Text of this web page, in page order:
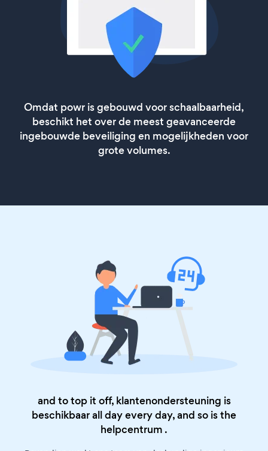
Omdat powr is gebouwd voor schaalbaarheid,
beschikt het over de meest geavanceerde
ingebouwde beveiliging en mogelijkheden voor
grote volumes.
and to top it off, klantenondersteuning is
beschikbaar all day every day, and so is the
helpcentrum .